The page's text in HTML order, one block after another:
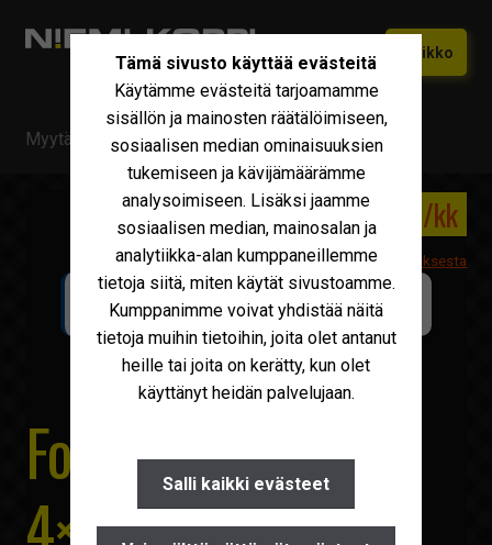
Siirry
Siirry
Valikko
Vaihtokoneet
tason
valikko
Uudet Ivecot
valikko
Iveco Huolto
Maxus
Iveco Varaosat
Ostamme
Yhteystiedot
Myytävä kalusto/Ford /Ford Ranger 3.2d 4×4
17 000 € 298 €/kk
Lisätietoa leasingrahoituksesta
LAAJENNETTU TAKUUTURVA SAATAVILLA
NIEMI-KORPI Turva PERUS
Ford Ranger 3.2d
Tämä sivusto käyttää evästeitä
Käytämme evästeitä tarjoamamme
sisällön ja mainosten räätälöimiseen,
sosiaalisen median ominaisuuksien
tukemiseen ja kävijämäärämme
analysoimiseen. Lisäksi jaamme
sosiaalisen median, mainosalan ja
analytiikka-alan kumppaneillemme
tietoja siitä, miten käytät sivustoamme.
Kumppanimme voivat yhdistää näitä
tietoja muihin tietoihin, joita olet antanut
heille tai joita on kerätty, kun olet
käyttänyt heidän palvelujaan.
Salli kaikki evästeet